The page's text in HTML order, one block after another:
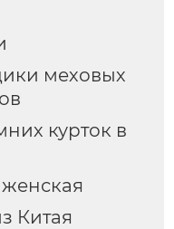
меховых
курток в
Китая